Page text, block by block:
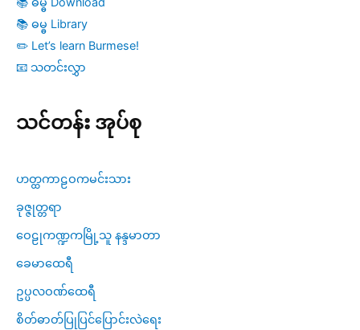
📚 ဓမ္ဓ Library
✏️ Let’s learn Burmese!
📧 သတင်းလွှာ
သင်တန်း အုပ်စု
ဟတ္ထကာဠဝကမင်းသား
ခုဇ္ဇုတ္တရာ
ဝေဠုကဏ္ဍကမြို့သူ နန္ဒမာတာ
ခေမာထေရီ
ဥပ္ပလဝဏ်ထေရီ
စိတ်ဓာတ်ပြုပြင်ပြောင်းလဲရေး